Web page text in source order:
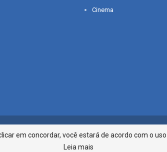
Cinema
Infonet - Rua Monsenhor
em concordar, você estará de acordo com o
Leia mais